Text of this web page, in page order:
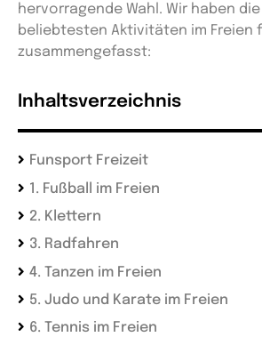
hervorragende Wahl. Wir haben
beliebtesten Aktivitäten im Freien
zusammengefasst:
Inhaltsverzeichnis
Funsport Freizeit
1. Fußball im Freien
2. Klettern
3. Radfahren
4. Tanzen im Freien
5. Judo und Karate im Freien
6. Tennis im Freien